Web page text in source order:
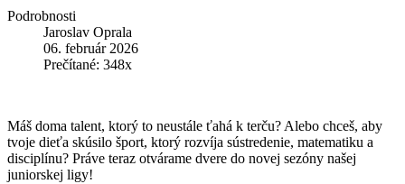
Podrobnosti
Jaroslav Oprala
06. február 2026
Prečítané: 348x
Máš doma talent, ktorý to neustále ťahá k terču? Alebo chceš, aby
tvoje dieťa skúsilo šport, ktorý rozvíja sústredenie, matematiku a
disciplínu? Práve teraz otvárame dvere do novej sezóny našej
juniorskej ligy!